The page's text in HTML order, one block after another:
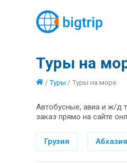
Туры на
/ Туры / Туры на море
Автобусные, авиа и ж/д
заказ прямо на сайте
Грузия Абхазия